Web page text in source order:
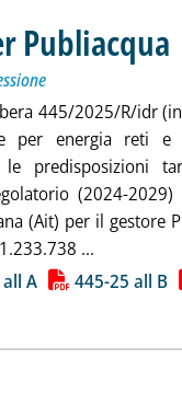
Publiacqua
445/2025/R/idr
per energia reti e
le predisposizioni
(2024-2029)
(Ait) per il gestore
...
A 445-25 all B